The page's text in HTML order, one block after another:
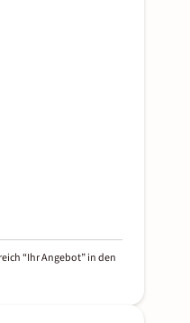
“Ihr Angebot” in den